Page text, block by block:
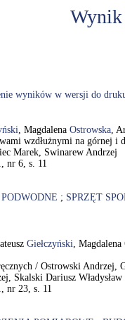
wyników w wersji do
, Magdalena Ostrowska,
wzdłużnymi na górnej
Marek, Swinarew Andrzej
nr 6, s. 11
; SPRZĘT
Giełczyński, Magdalena
/ Ostrowski Andrzej,
Skalski Dariusz Władysław
nr 23, s. 11